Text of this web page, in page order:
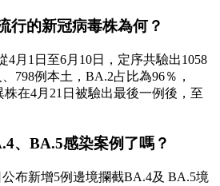
行的新冠病毒株為何？
4月1日至6月10日，定序共驗出1058
798例本土，BA.2占比為96％，
株在4月21日被驗出最後一例後，至
、BA.5感染案例了嗎？
布新增5例邊境攔截BA.4及 BA.5境